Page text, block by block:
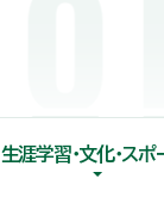
生涯学習・文化・スポ